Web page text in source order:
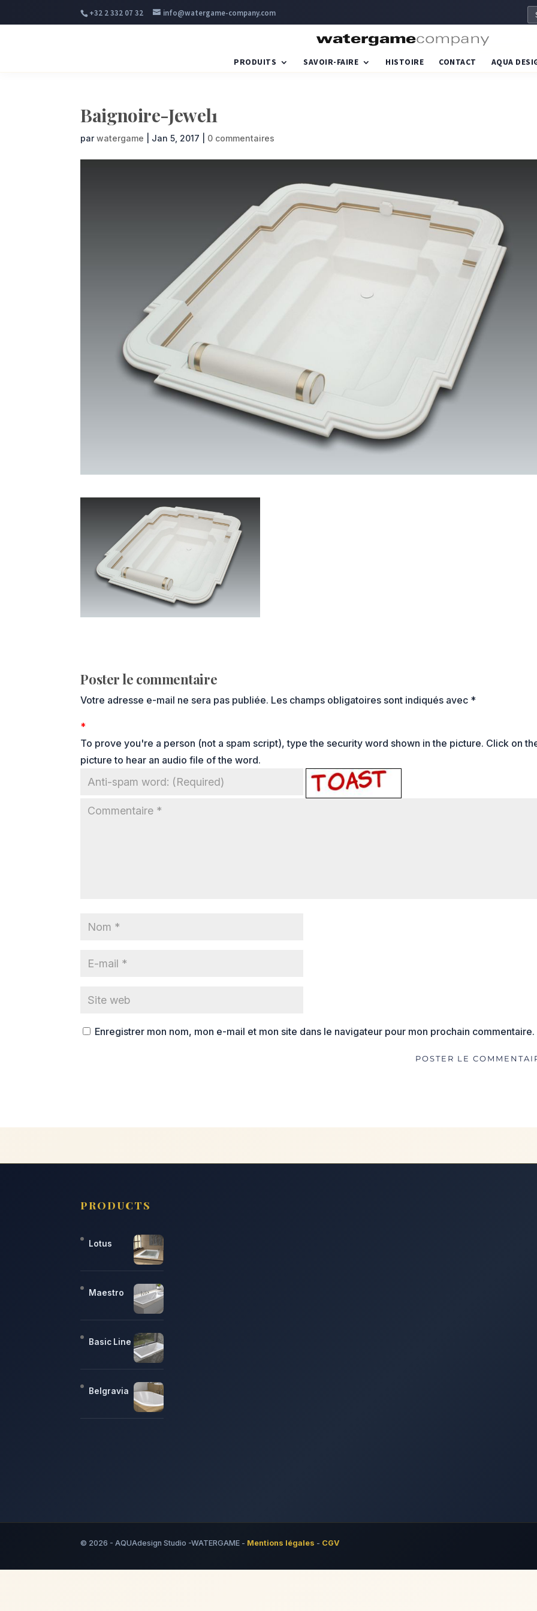
+32 2 332 07 32 info@watergame-company.com
PRODUITS SAVOIR-FAIRE HISTOIRE CONTACT AQUA
Baignoire-Jewel1
parwatergame Jan 5, 2017 0 commentaires
Poster le commentaire
Votre adresse e-mail ne sera pas publiée. Les champs obligatoires sont indiqués avec *
*
To prove you're a person (not a spam script), type the security word shown in the picture. Click on
picture to hear an audio file of the word.
Enregistrer mon nom, mon e-mail et mon site dans le navigateur pour mon prochain commentaire.
PRODUCTS
Lotus
Maestro
Basic Line
Belgravia
© 2026 - AQUAdesign Studio -WATERGAME - Mentions légales - CGV